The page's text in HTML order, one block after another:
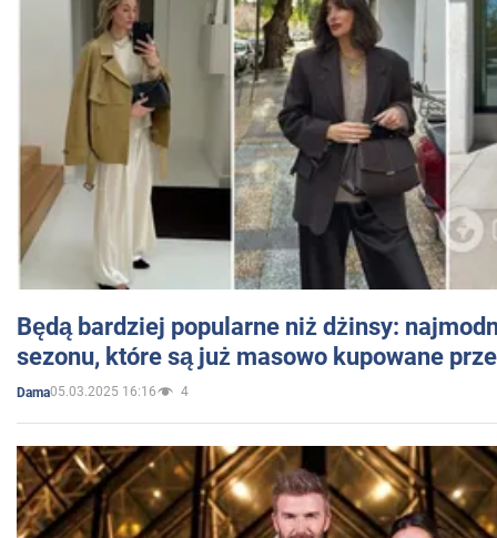
Będą bardziej popularne niż dżinsy:
sezonu, które są już masowo kupowane
Dama05.03.2025 16:16 4